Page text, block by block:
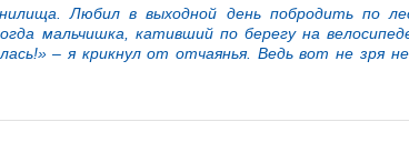
Любил в выходной день побродить по
мальчишка, кативший по берегу на
– я крикнул от отчаянья. Ведь вот не зря